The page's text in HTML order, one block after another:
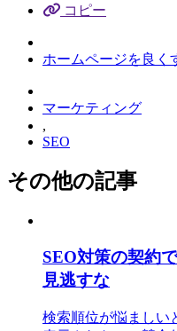
コピー
ホームページを良く
マーケティング
,
SEO
その他の記事
SEO対策の契約
見逃すな
検索順位が悩ましい